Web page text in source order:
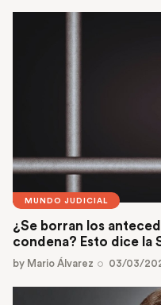
MUNDO JUDICIAL
¿Se borran los
condena? Esto dice la
by Mario Álvarez 03/03/